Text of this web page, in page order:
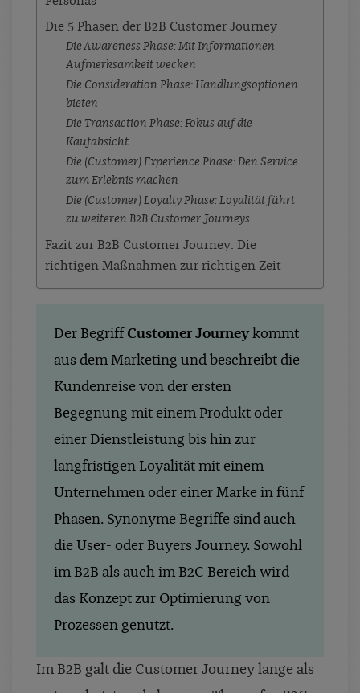
Die 5 Phasen der B2B Customer Journey
Die Awareness Phase: Mit Informationen
Aufmerksamkeit wecken
Die Consideration Phase: Handlungsoptionen
bieten
Die Transaction Phase: Fokus auf die
Kaufabsicht
Die (Customer) Experience Phase: Den Service
zum Erlebnis machen
Die (Customer) Loyalty Phase: Loyalität führt
zu weiteren B2B Customer Journeys
Fazit zur B2B Customer Journey: Die
richtigen Maßnahmen zur richtigen Zeit
Der Begriff Customer Journeykommt
aus dem Marketing und beschreibt die
Kundenreise von der ersten
Begegnung mit einem Produkt oder
einer Dienstleistung bis hin zur
langfristigen Loyalität mit einem
Unternehmen oder einer Marke in fünf
Phasen. Synonyme Begriffe sind auch
die User- oder Buyers Journey. Sowohl
im B2B als auch im B2C Bereich wird
das Konzept zur Optimierung von
Prozessen genutzt.
Im B2B galt die Customer Journey lange als